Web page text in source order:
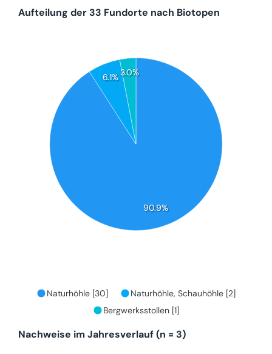
90.9%
6.1%3.0%
Aufteilung der 33 Fundorte nach Biotopen
Naturhöhle [30]
Naturhöhle, Schauhöhle [2]
Bergwerksstollen [1]
Nachweise im Jahresverlauf (n = 3)